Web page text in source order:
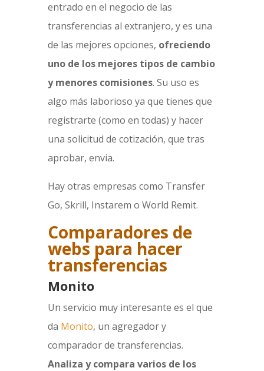
entrado en el negocio de las
transferencias al extranjero, y es una
de las mejores opciones, ofreciendo
uno de los mejores tipos de cambio
y menores comisiones. Su uso es
algo más laborioso ya que tienes que
registrarte (como en todas) y hacer
una solicitud de cotización, que tras
aprobar, envia.
Hay otras empresas como Transfer
Go, Skrill, Instarem o World Remit.
Comparadores de
webs para hacer
transferencias
Monito
Un servicio muy interesante es el que
da Monito, un agregador y
comparador de transferencias.
Analiza y compara varios de los